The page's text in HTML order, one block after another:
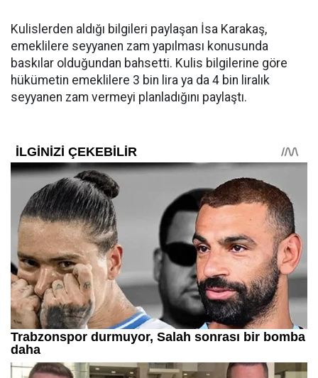
Kulislerden aldığı bilgileri paylaşan İsa Karakaş,
emeklilere seyyanen zam yapılması konusunda
baskılar olduğundan bahsetti. Kulis bilgilerine göre
hükümetin emeklilere 3 bin lira ya da 4 bin liralık
seyyanen zam vermeyi planladığını paylaştı.